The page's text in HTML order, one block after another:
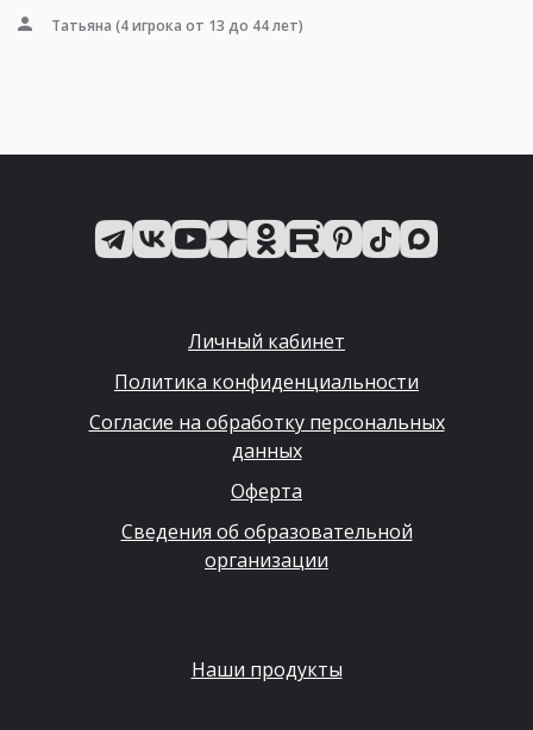
Татьяна (4 игрока от 13 до 44 лет)
Личный кабинет
Политика конфиденциальности
Согласие на обработку персональных
данных
Оферта
Сведения об образовательной
организации
Наши продукты